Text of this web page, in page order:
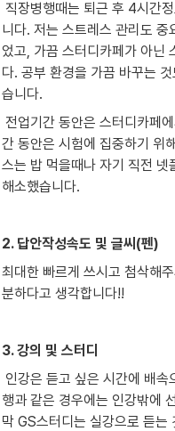
니다. 저는 스트레스 관리도
었고, 가끔 스터디카페가 아닌
다. 공부 환경을 가끔 바꾸는
습니다.
간 동안은 시험에 집중하기 위
스는 밥 먹을때나 자기 직전 넷
해소했습니다.
2. 답안작성속도 및 글씨(펜)
최대한 빠르게 쓰시고 첨삭해
분하다고 생각합니다!!
3. 강의 및 스터디
행과 같은 경우에는 인강밖에
막 GS스터디는 실강으로 듣는